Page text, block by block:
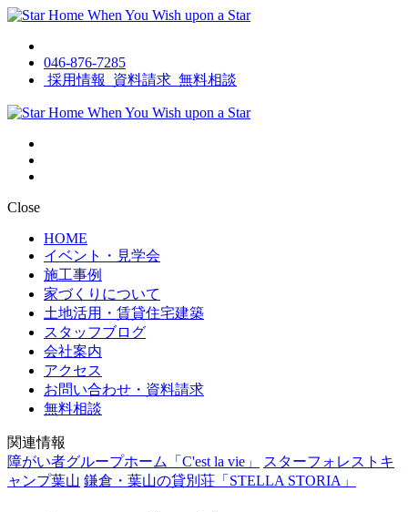
046-876-7285
採用情報
資料請求 無料相談
Close
HOME
イベント・見学会
施工事例
家づくりについて
土地活用・賃貸住宅建築
スタッフブログ
会社案内
アクセス
お問い合わせ・資料請求
無料相談
関連情報
障がい者グループホーム「C'est la vie」
スターフォレストキ
ャンプ葉山 鎌倉・葉山の貸別荘「STELLA STORIA」